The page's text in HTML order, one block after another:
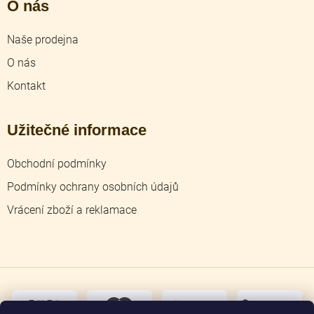
O nás
Naše prodejna
O nás
Kontakt
Užitečné informace
Obchodní podmínky
Podmínky ochrany osobních údajů
Vrácení zboží a reklamace